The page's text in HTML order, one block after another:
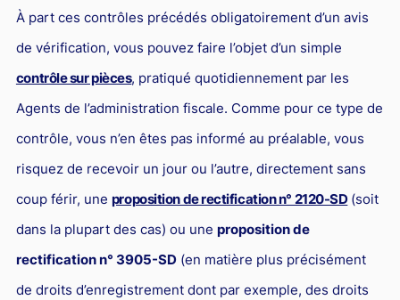
Responsabilité Sociétale des Entreprises (R.S.E)
Hôtellerie et restauration
Procédures et tribunaux
Énergie
Droit de la concurrence
Responsabilité civile
Banque et Assurance
À part ces contrôles précédés obligatoirement d’un avis
de vérification, vous pouvez faire l’objet d’un simple
contrôle sur pièces, pratiqué quotidiennement par les
Agents de l’administration fiscale. Comme pour ce type de
contrôle, vous n’en êtes pas informé au préalable, vous
risquez de recevoir un jour ou l’autre, directement sans
coup férir, une proposition de rectification n° 2120-SD(soit
dans la plupart des cas) ou une proposition de
rectification n° 3905-SD(en matière plus précisément
de droits d’enregistrement dont par exemple, des droits